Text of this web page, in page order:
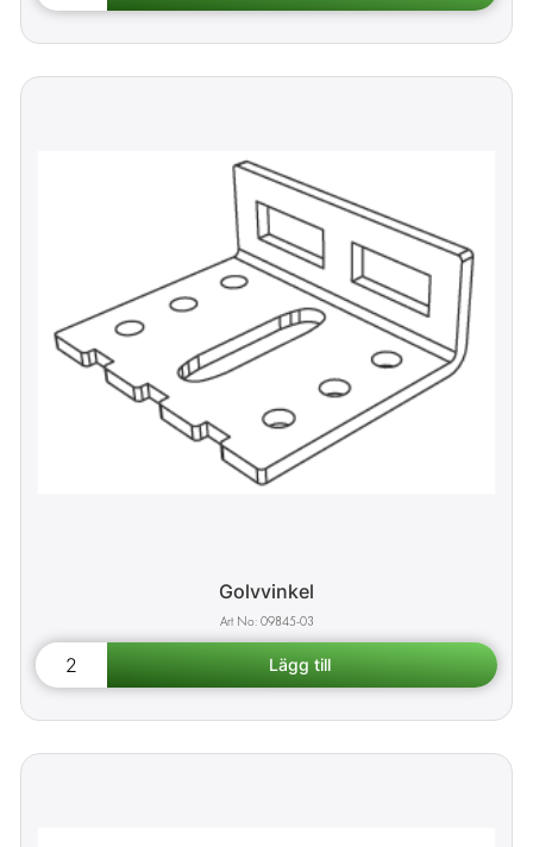
Golvvinkel
09845-03